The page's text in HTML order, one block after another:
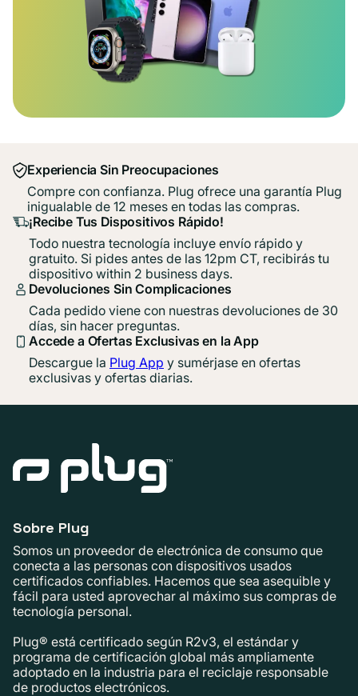
Experiencia Sin Preocupaciones
Compre con confianza. Plug ofrece una garantía Plug
inigualable de 12 meses en todas las compras.
¡Recibe Tus Dispositivos Rápido!
Todo nuestra tecnología incluye envío rápido y
gratuito. Si pides antes de las 12pm CT, recibirás tu
dispositivo within 2 business days.
Devoluciones Sin Complicaciones
Cada pedido viene con nuestras devoluciones de 30
días, sin hacer preguntas.
Accede a Ofertas Exclusivas en la App
Descargue la Plug App y sumérjase en ofertas
exclusivas y ofertas diarias.
Sobre Plug
Somos un proveedor de electrónica de consumo que
conecta a las personas con dispositivos usados ​​
certificados confiables. Hacemos que sea asequible y
fácil para usted aprovechar al máximo sus compras de
tecnología personal.
Plug® está certificado según R2v3, el estándar y
programa de certificación global más ampliamente
adoptado en la industria para el reciclaje responsable
de productos electrónicos.